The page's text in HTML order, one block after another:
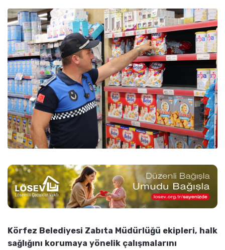
Körfez Belediyesi Zabıta Müdürlüğü ekipleri, halk
sağlığını korumaya yönelik çalışmalarını